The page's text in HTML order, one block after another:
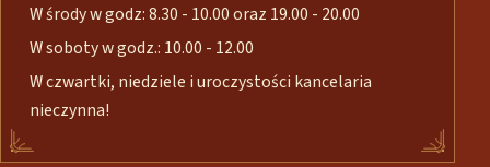
W środy w godz: 8.30 - 10.00 oraz 19.00 - 20.00
W soboty w godz.: 10.00 - 12.00
W czwartki, niedziele i uroczystości kancelaria
nieczynna!